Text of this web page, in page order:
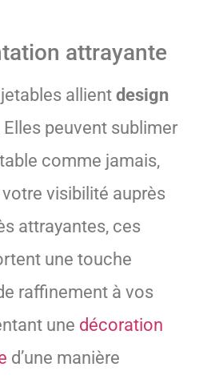
attrayante
allient design
Elles peuvent sublimer
comme jamais,
visibilité auprès
attrayantes, ces
une touche
raffinement à vos
une décoration
d’une manière